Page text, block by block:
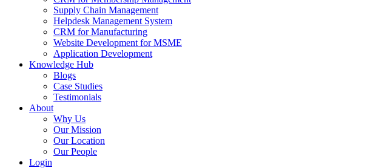
Supply Chain Management
Helpdesk Management System
CRM for Manufacturing
Website Development for MSME
Application Development
Knowledge Hub
Blogs
Case Studies
Testimonials
About
Why Us
Our Mission
Our Location
Our People
Login